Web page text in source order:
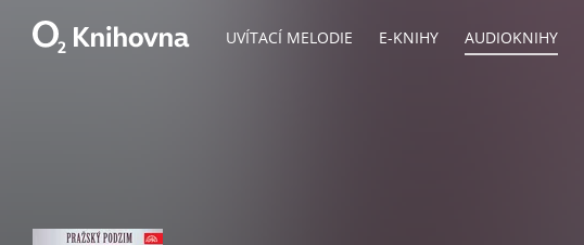
UVÍTACÍ MELODIE E-KNIHY AUDIOKNIHY